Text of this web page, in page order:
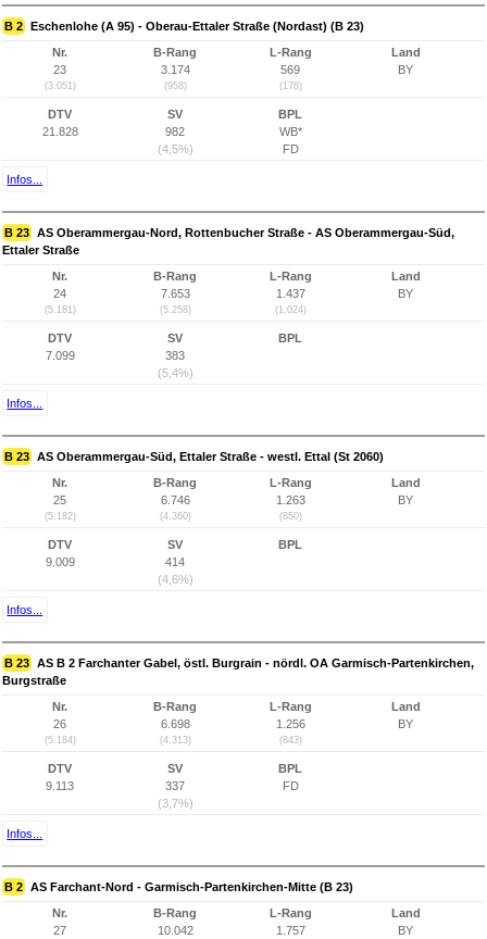
B 2 Eschenlohe (A 95) - Oberau-Ettaler Straße (Nordast) (B 23)
Nr.
23
(3.051)
B-Rang
3.174
(958)
L-Rang
569
(178)
Land
BY
DTV
21.828
SV
982
(4,5%)
BPL
WB*
FD
Infos...
B 23 AS Oberammergau-Nord, Rottenbucher Straße - AS Oberammergau-Süd,
Ettaler Straße
Nr.
24
(5.181)
B-Rang
7.653
(5.258)
L-Rang
1.437
(1.024)
Land
BY
DTV
7.099
SV
383
(5,4%)
BPL
Infos...
B 23 AS Oberammergau-Süd, Ettaler Straße - westl. Ettal (St 2060)
Nr.
25
(5.182)
B-Rang
6.746
(4.360)
L-Rang
1.263
(850)
Land
BY
DTV
9.009
SV
414
(4,6%)
BPL
Infos...
B 23 AS B 2 Farchanter Gabel, östl. Burgrain - nördl. OA Garmisch-Partenkirchen,
Burgstraße
Nr.
26
(5.184)
B-Rang
6.698
(4.313)
L-Rang
1.256
(843)
Land
BY
DTV
9.113
SV
337
(3,7%)
BPL
FD
Infos...
B 2 AS Farchant-Nord - Garmisch-Partenkirchen-Mitte (B 23)
Nr.
27
B-Rang
10.042
L-Rang
1.757
Land
BY